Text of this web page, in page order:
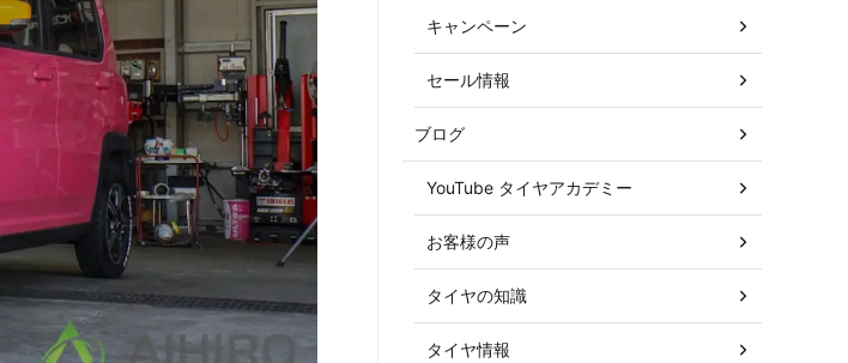
キャンペーン
セール情報
ブログ
YouTube タイヤアカデミー
お客様の声
タイヤの知識
タイヤ情報